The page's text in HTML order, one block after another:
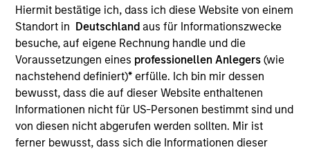
Hiermit bestätige ich, dass ich diese Website von einem
Standort in Deutschland aus für Informationszwecke
besuche, auf eigene Rechnung handle und die
Voraussetzungen eines professionellen Anlegers(wie
nachstehend definiert)* erfülle. Ich bin mir dessen
bewusst, dass die auf dieser Website enthaltenen
Informationen nicht für US-Personen bestimmt sind und
von diesen nicht abgerufen werden sollten. Mir ist
ferner bewusst, dass sich die Informationen dieser
Overview
TheCalvert Sustainable Select Strategy is guided by
Calvert's Principles of Responsible Investing. Calvert
seeks to identify and invest in companies that it believes
are ESG leaders or improvers, dedicated to capturing a
more sustainable economic system.